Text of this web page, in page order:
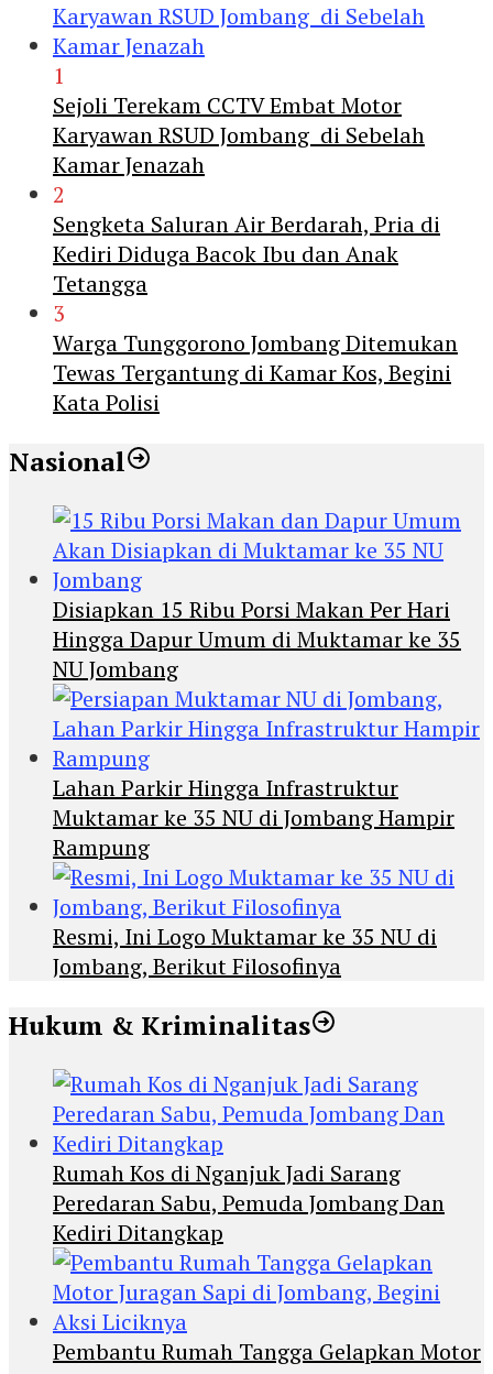
1
Sejoli Terekam CCTV Embat Motor
Karyawan RSUD Jombang di Sebelah
Kamar Jenazah
2
Sengketa Saluran Air Berdarah, Pria di
Kediri Diduga Bacok Ibu dan Anak
Tetangga
3
Warga Tunggorono Jombang Ditemukan
Tewas Tergantung di Kamar Kos, Begini
Kata Polisi
Nasional
Disiapkan 15 Ribu Porsi Makan Per Hari
Hingga Dapur Umum di Muktamar ke 35
NU Jombang
Lahan Parkir Hingga Infrastruktur
Muktamar ke 35 NU di Jombang Hampir
Rampung
Resmi, Ini Logo Muktamar ke 35 NU di
Jombang, Berikut Filosofinya
Hukum & Kriminalitas
Rumah Kos di Nganjuk Jadi Sarang
Peredaran Sabu, Pemuda Jombang Dan
Kediri Ditangkap
Pembantu Rumah Tangga Gelapkan Motor